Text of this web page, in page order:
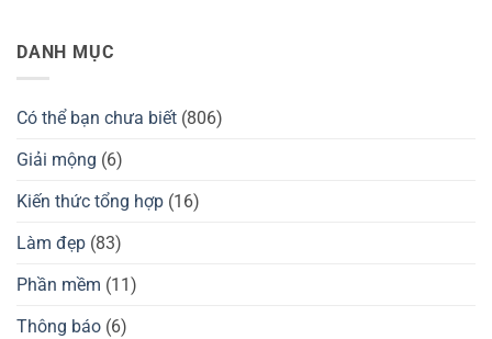
tốt
không?
chuột
Darmoshark
cầm
GuliKit
Đánh
KingKong
3
tốt
luận
ở
của
Đánh
gaming
OGM
Pro,
DANH MỤC
Có thể bạn chưa biết (806)
Giải mộng (6)
Kiến thức tổng hợp (16)
Làm đẹp (83)
Phần mềm (11)
Thông báo (6)